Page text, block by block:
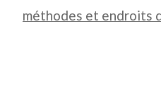
méthodes et endroits